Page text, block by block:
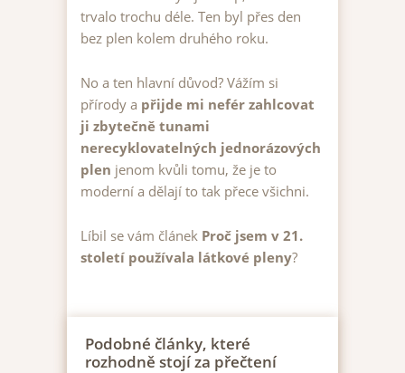
trvalo trochu déle. Ten byl přes den
bez plen kolem druhého roku.
No a ten hlavní důvod? Vážím si
přírody a přijde mi nefér zahlcovat
ji zbytečně tunami
nerecyklovatelných jednorázových
plen jenom kvůli tomu, že je to
moderní a dělají to tak přece všichni.
Líbil se vám článek Proč jsem v 21.
století používala látkové pleny?
Podobné články, které
rozhodně stojí za přečtení